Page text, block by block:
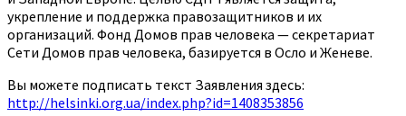
укрепление и поддержка правозащитников и их
организаций. Фонд Домов прав человека — секретариат
Сети Домов прав человека, базируется в Осло и Женеве.
Вы можете подписать текст Заявления здесь:
http://helsinki.org.ua/index.php?id=1408353856